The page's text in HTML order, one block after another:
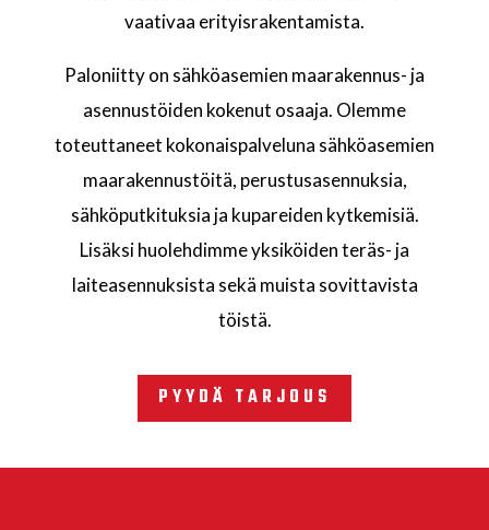
vaativaa erityisrakentamista.
Paloniitty on sähköasemien maarakennus- ja
asennustöiden kokenut osaaja. Olemme
toteuttaneet kokonaispalveluna sähköasemien
maarakennustöitä, perustusasennuksia,
sähköputkituksia ja kupareiden kytkemisiä.
Lisäksi huolehdimme yksiköiden teräs- ja
laiteasennuksista sekä muista sovittavista
töistä.
PYYDÄ TARJOUS